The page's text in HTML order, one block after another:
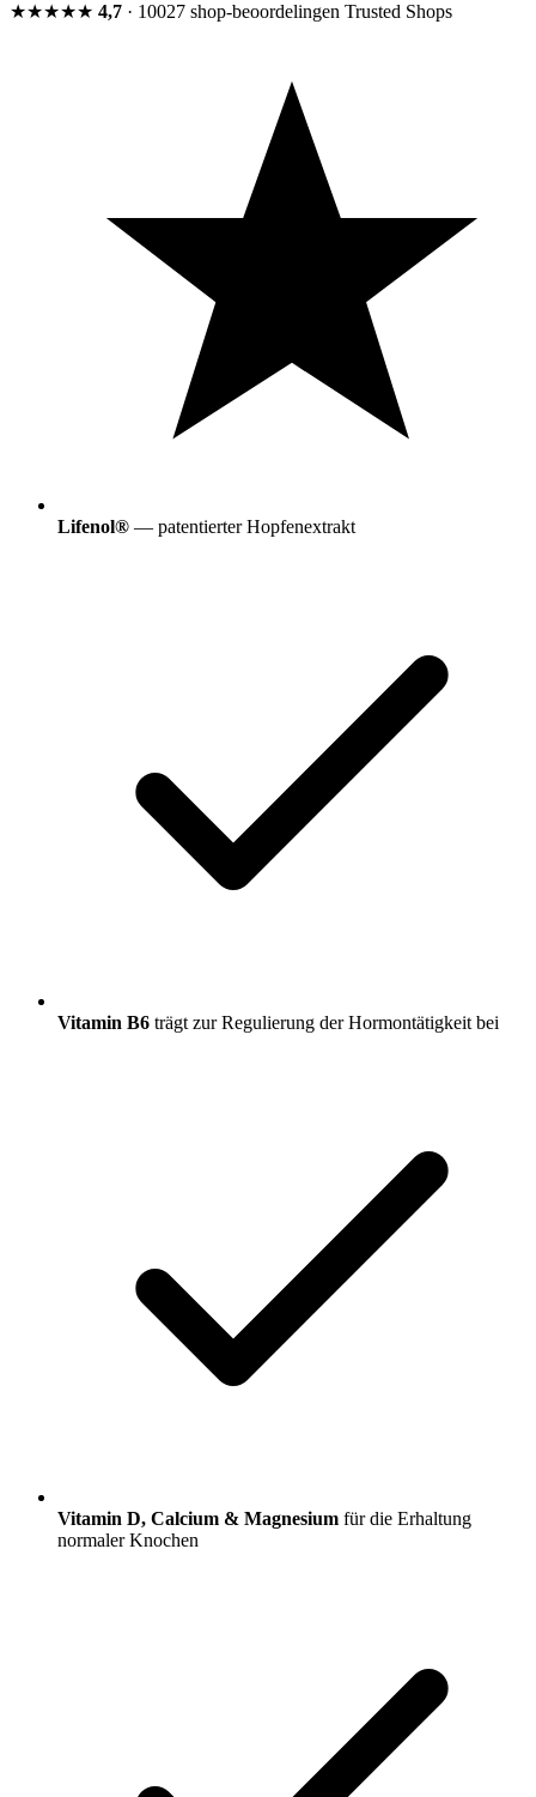
★★★★★ 4,7 · 10027 shop-beoordelingen Trusted Shops
Lifenol® — patentierter Hopfenextrakt
Vitamin B6 trägt zur Regulierung der Hormontätigkeit bei
Vitamin D, Calcium & Magnesium für die Erhaltung
normaler Knochen